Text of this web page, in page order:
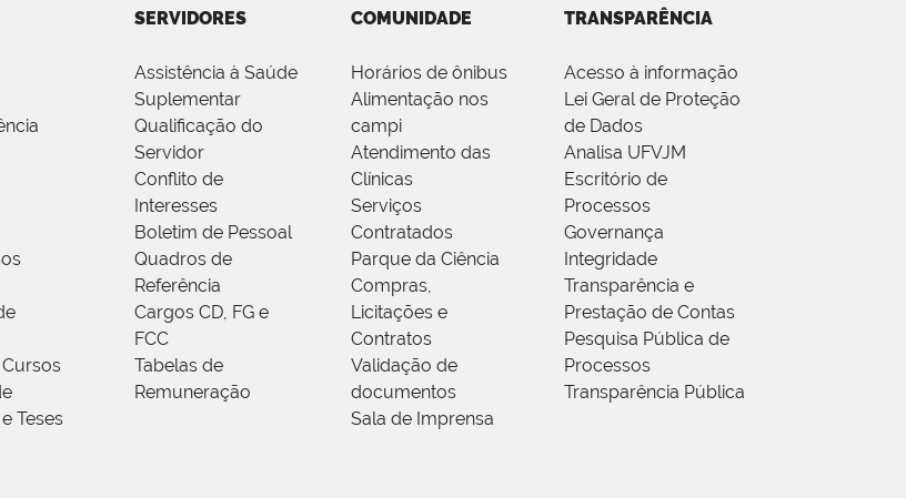
Teses
SERVIDORES
Assistência à Saúde
Suplementar
Qualificação do
Servidor
Conflito de
Interesses
Boletim de Pessoal
Quadros de
Referência
Cargos CD, FG e
FCC
Tabelas de
Remuneração
COMUNIDADE
Horários de ônibus
Alimentação nos
campi
Atendimento das
Clínicas
Serviços
Contratados
Parque da Ciência
Compras,
Licitações e
Contratos
Validação de
documentos
Sala de Imprensa
TRANSPARÊNCIA
Acesso à informação
Lei Geral de Proteção
de Dados
Analisa UFVJM
Escritório de
Processos
Governança
Integridade
Transparência e
Prestação de Contas
Pesquisa Pública de
Processos
Transparência Pública